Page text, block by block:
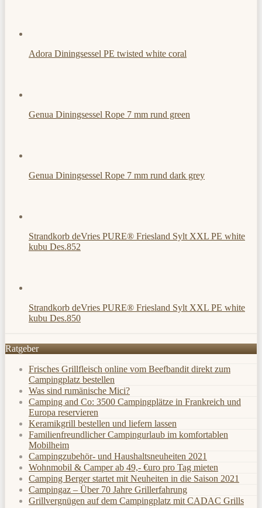
Adora Diningsessel PE twisted white coral
Genua Diningsessel Rope 7 mm rund green
Genua Diningsessel Rope 7 mm rund dark grey
Strandkorb deVries PURE® Friesland Sylt XXL PE white
kubu Des.852
Strandkorb deVries PURE® Friesland Sylt XXL PE white
kubu Des.850
Ratgeber
Frisches Grillfleisch online vom Beefbandit direkt zum
Campingplatz bestellen
Was sind rumänische Mici?
Camping and Co: 3500 Campingplätze in Frankreich und
Europa reservieren
Keramikgrill bestellen und liefern lassen
Familienfreundlicher Campingurlaub im komfortablen
Mobilheim
Campingzubehör- und Haushaltsneuheiten 2021
Wohnmobil & Camper ab 49,- €uro pro Tag mieten
Camping Berger startet mit Neuheiten in die Saison 2021
Campingaz – Über 70 Jahre Grillerfahrung
Grillvergnügen auf dem Campingplatz mit CADAC Grills